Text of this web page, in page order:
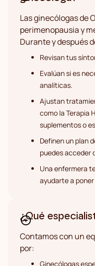
Las ginecólogas de
perimenopausia y
Durante y después
Revisan tus
Evalúan si es
analíticas.
Ajustan
como la Terapia
suplementos o
Definen un plan
puedes acceder
Una enfermera
ayudarte a
¿Qué
Contamos con un
por:
Ginecólogas